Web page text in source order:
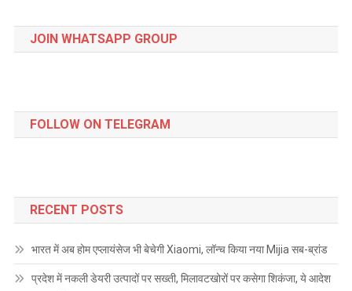
JOIN WHATSAPP GROUP
FOLLOW ON TELEGRAM
RECENT POSTS
भारत में अब होम एप्लायंसेज भी बेचेगी Xiaomi, लॉन्च किया नया Mijia सब-ब्रांड
प्रदेश में नकली डेयरी उत्पादों पर सख्ती, मिलावटखोरों पर कसेगा शिकंजा, ये आदेश